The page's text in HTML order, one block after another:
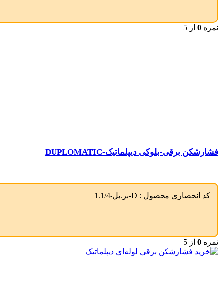
نمره 0 از 5
فشارشکن برقی-بلوکی دیپلماتیک-DUPLOMATIC
کد انحصاری محصول : D-بر.بل-1.1/4
نمره 0 از 5